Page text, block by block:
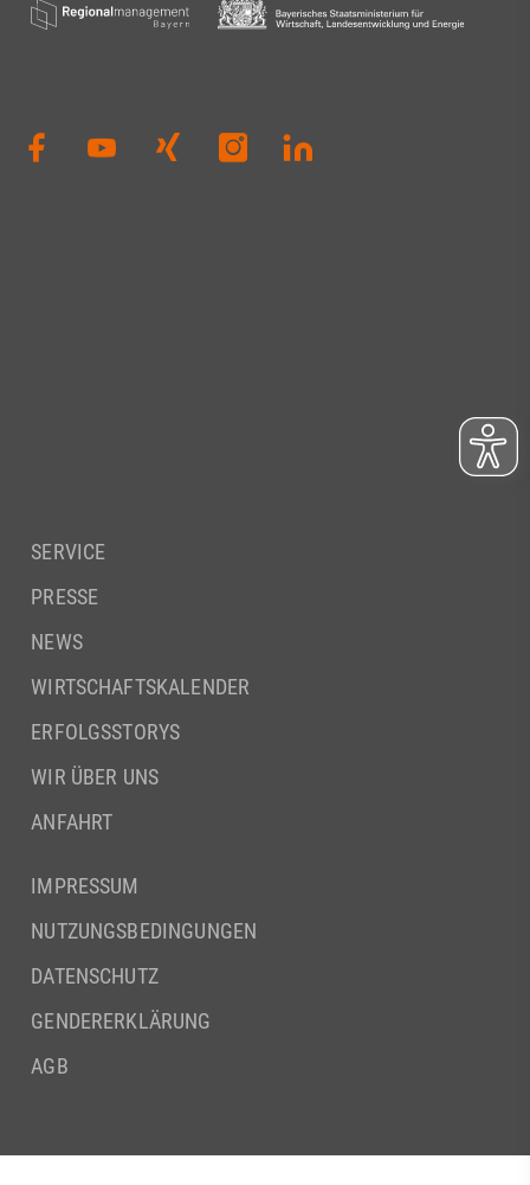
SERVICE
PRESSE
NEWS
WIRTSCHAFTSKALENDER
ERFOLGSSTORYS
WIR ÜBER UNS
ANFAHRT
IMPRESSUM
NUTZUNGSBEDINGUNGEN
DATENSCHUTZ
GENDERERKLÄRUNG
AGB